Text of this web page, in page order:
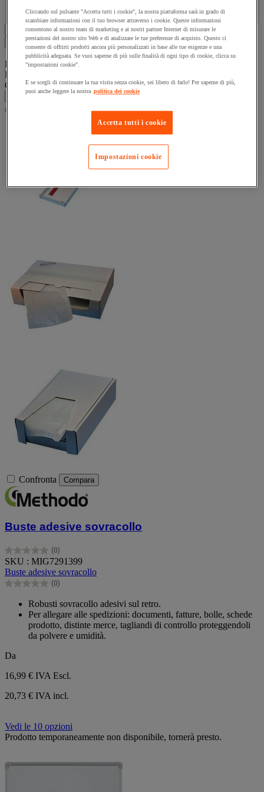
Mostra tutti 6 prodotti
Filtri6
Elenco prodotti
Prodotti:
Ordina per
Confronta Compara
Buste adesive sovracollo
(0)
0.0
su
5
stelle.
SKU : MIG7291399
Buste adesive sovracollo
(0)
0.0
stelle.
Robusti sovracollo adesivi sul retro.
Per allegare alle spedizioni: documenti, fatture, bolle, schede
prodotto, distinte merce, tagliandi di controllo proteggendoli
da polvere e umidità.
Da
16,99 € IVA Escl.
20,73 € IVA incl.
Vedi le 10 opzioni
Prodotto temporaneamente non disponibile, tornerà presto.
Cliccando sul pulsante "Accetta tutti i cookie", la nostra piattaforma sarà in grado di
scambiare informazioni con il tuo browser attraverso i cookie. Queste informazioni
consentono al nostro team di marketing e ai nostri partner Internet di misurare le
prestazioni del nostro sito Web e di analizzare le tue preferenze di acquisto. Questo ci
consente di offrirti prodotti ancora più personalizzati in base alle tue esigenze e una
pubblicità adeguata. Se vuoi saperne di più sulle finalità di ogni tipo di cookie, clicca su
"impostazioni cookie".
E se scegli di continuare la tua visita senza cookie, sei libero di farlo! Per saperne di più,
puoi anche leggere la nostra politica dei cookie
Accetta tutti i cookie
Impostazioni cookie